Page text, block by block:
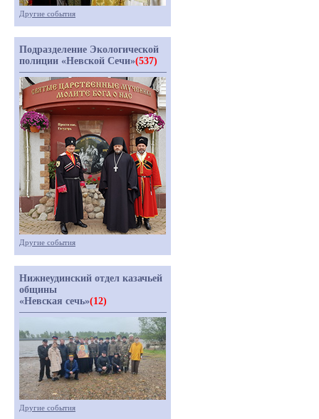
Другие события
Подразделение Экологической
полиции «Невской Сечи»(537)
Другие события
Нижнеудинский отдел казачьей
общины
«Невская сечь»(12)
Другие события